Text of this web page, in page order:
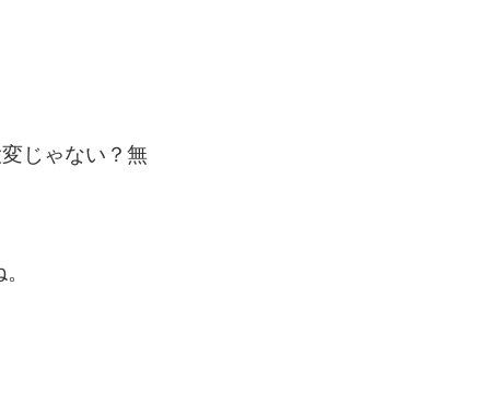
じゃない？無